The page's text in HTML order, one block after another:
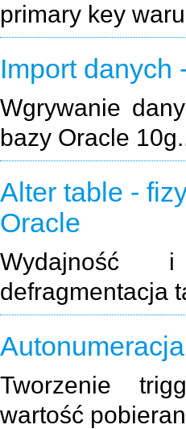
primary key
Import danych
Wgrywanie
bazy Oracle
Alter table -
Oracle
Wydajność
defragmentacja
Tworzenie
wartość